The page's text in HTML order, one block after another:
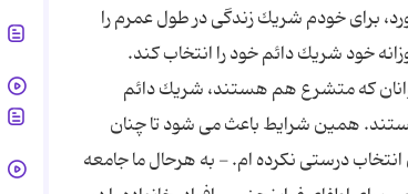
برای خودم شریك زندگی در طول عمرم را
خود شریك دائم خود را انتخاب كند.
كه متشرع هم هستند، شریك دائم
همین شرایط باعث می شود تا چنان
درستی نكرده ام. - به هرحال ما جامعه